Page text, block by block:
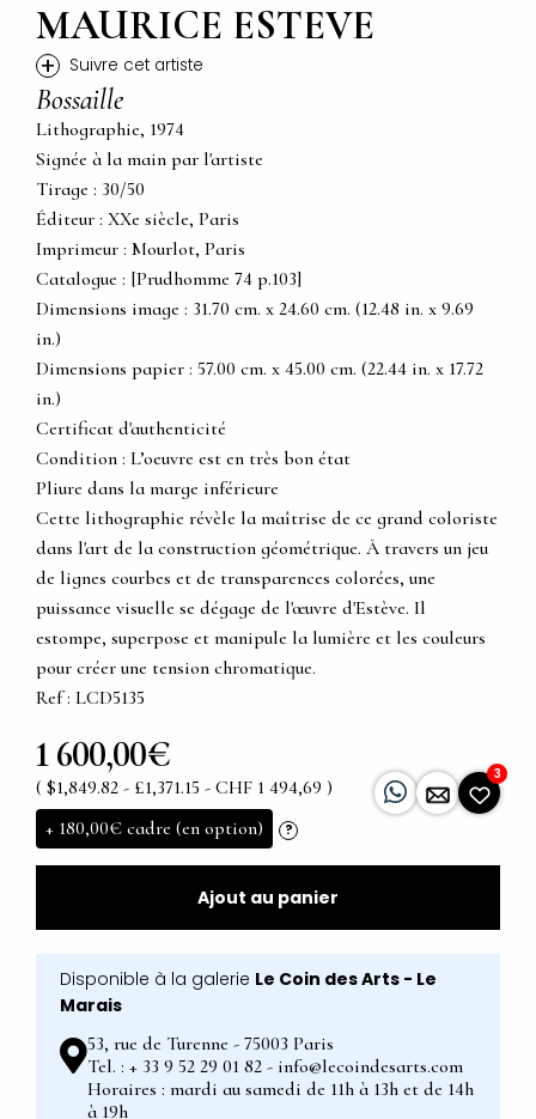
MAURICE ESTEVE
+ Suivre cet artiste
Bossaille
Lithographie, 1974
Signée à la main par l'artiste
Tirage : 30/50
Éditeur : XXe siècle, Paris
Imprimeur : Mourlot, Paris
Catalogue : [Prudhomme 74 p.103]
Dimensions image : 31.70 cm. x 24.60 cm. (12.48 in. x 9.69
in.)
Dimensions papier : 57.00 cm. x 45.00 cm. (22.44 in. x 17.72
in.)
Certificat d'authenticité
Condition : L’oeuvre est en très bon état
Pliure dans la marge inférieure
Cette lithographie révèle la maîtrise de ce grand coloriste
dans l'art de la construction géométrique. À travers un jeu
de lignes courbes et de transparences colorées, une
puissance visuelle se dégage de l'œuvre d'Estève. Il
estompe, superpose et manipule la lumière et les couleurs
pour créer une tension chromatique.
Ref : LCD5135
1 600,00€
( $1,849.82 - £1,371.15 - CHF 1 494,69 )
+ 180,00€ cadre (en option) ?
3
Ajout au panier
Disponible à la galerie Le Coin des Arts - Le
Marais
53, rue de Turenne - 75003 Paris
Tel. : + 33 9 52 29 01 82 - info@lecoindesarts.com
Horaires : mardi au samedi de 11h à 13h et de 14h
à 19h